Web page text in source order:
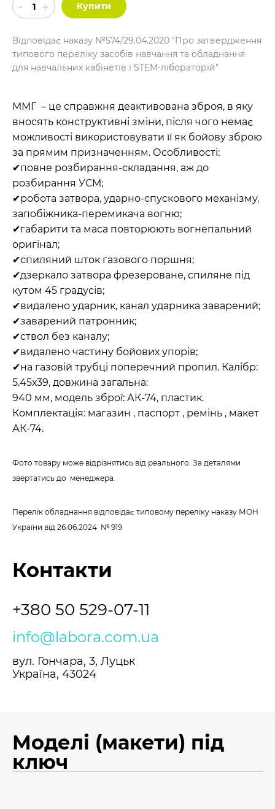
Купити
Відповідає наказу №574/29.04.2020 "Про затвердження
типового переліку засобів навчання та обладнання
для навчальних кабінетів і STEM-лібораторій"
ММГ – це справжня деактивована зброя, в яку
вносять конструктивні зміни, після чого немає
можливості використовувати її як бойову зброю
за прямим призначенням. Особливості:
✔повне розбирання-складання, аж до
розбирання УСМ;
✔робота затвора, ударно-спускового механізму,
запобіжника-перемикача вогню;
✔габарити та маса повторюють вогнепальний
оригінал;
✔спиляний шток газового поршня;
✔дзеркало затвора фрезероване, спиляне під
кутом 45 градусів;
✔видалено ударник, канал ударника заварений;
✔заварений патронник;
✔ствол без каналу;
✔видалено частину бойових упорів;
✔на газовій трубці поперечний пропил. Калібр:
5.45х39, довжина загальна:
940 мм, модель зброї: АК-74, пластик.
Комплектація: магазин , паспорт , ремінь , макет
АК-74.
Фото товару може відрізнятись від реального. За деталями
звертатись до менеджера.
Перелік обладнання відповідає типовому переліку наказу МОН
України від 26.06.2024 № 919
Контакти
+380 50 529-07-11
info@labora.com.ua
вул. Гончара, 3, Луцьк
Україна, 43024
Моделі (макети) під
ключ